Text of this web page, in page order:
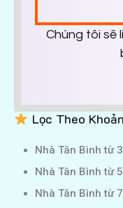
Chúng tôi sẽ
Lọc Theo
Nhà Tân Bình từ
Nhà Tân Bình từ
Nhà Tân Bình từ